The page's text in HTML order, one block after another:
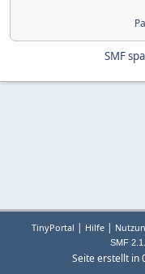
SMF
TinyPortal | Hilfe |
SMF
Seite erstellt in